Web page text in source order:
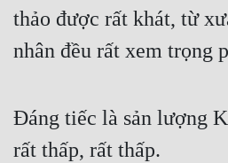
thảo được rất khát, từ
nhân đều rất xem trọng
Đáng tiếc là sản lượng
rất thấp, rất thấp.